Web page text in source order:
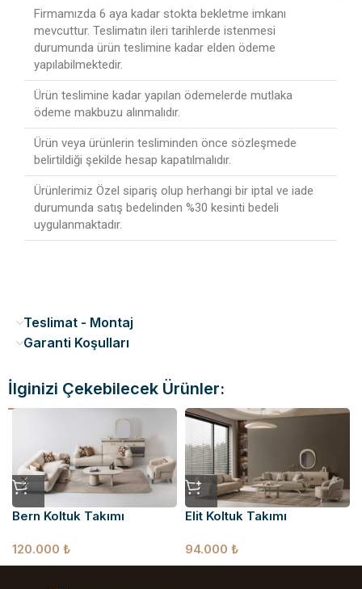
Firmamızda 6 aya kadar stokta bekletme imkanı
mevcuttur. Teslimatın ileri tarihlerde istenmesi
durumunda ürün teslimine kadar elden ödeme
yapılabilmektedir.
Ürün teslimine kadar yapılan ödemelerde mutlaka
ödeme makbuzu alınmalıdır.
Ürün veya ürünlerin tesliminden önce sözleşmede
belirtildiği şekilde hesap kapatılmalıdır.
Ürünlerimiz Özel sipariş olup herhangi bir iptal ve iade
durumunda satış bedelinden %30 kesinti bedeli
uygulanmaktadır.
Teslimat - Montaj
Garanti Koşulları
İlginizi Çekebilecek Ürünler:
Bern Koltuk Takımı
120.000 ₺
Elit Koltuk Takımı
94.000 ₺